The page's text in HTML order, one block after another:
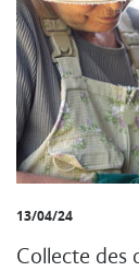
13/04/24
Collecte des